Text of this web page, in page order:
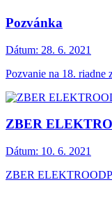
Pozvánka
Dátum: 28. 6. 2021
Pozvanie na 18. riadne
ZBER
Dátum: 10. 6. 2021
ZBER